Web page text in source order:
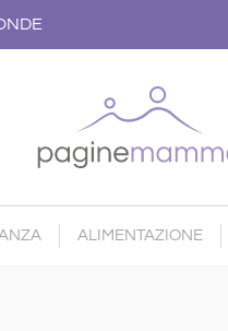
ALIMENTAZIONE